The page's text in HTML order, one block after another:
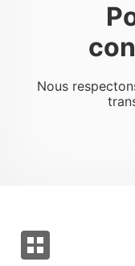
Nous
dataset